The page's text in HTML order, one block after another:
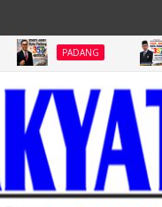
PADANG PADANG